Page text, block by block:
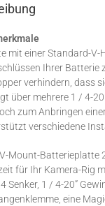
mit einer Standard-
Ihrer Batterie
verhindern, dass
über mehrere 1 / 4-
zum Anbringen
verschiedene
Mount-Batterieplatte
für Ihr Kamera-Rig
Senker, 1 / 4-20”
eine